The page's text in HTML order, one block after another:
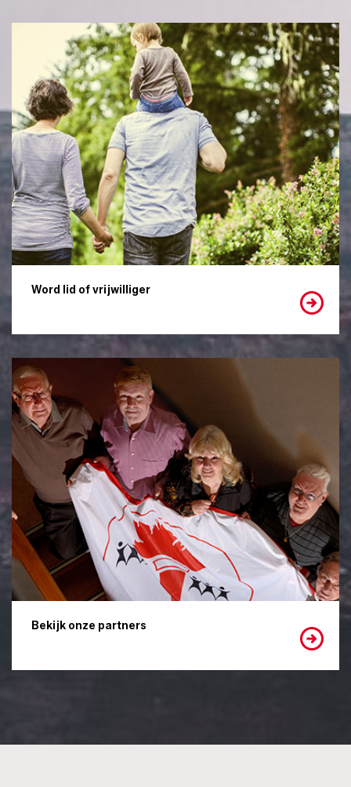
Word lid of vrijwilliger
Bekijk onze partners